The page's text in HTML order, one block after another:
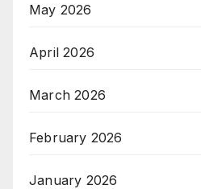
May 2026
April 2026
March 2026
February 2026
January 2026